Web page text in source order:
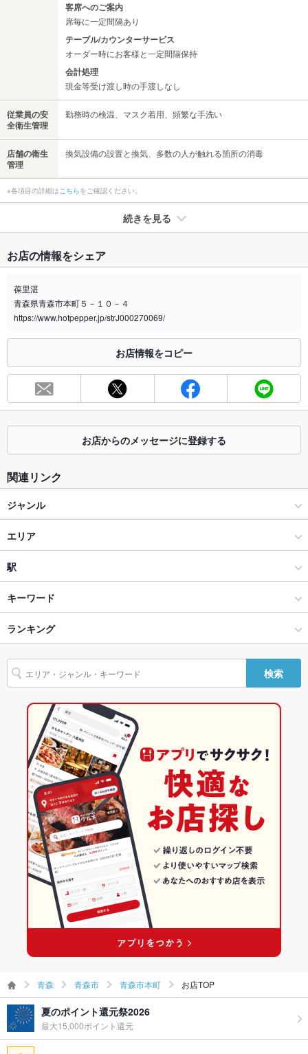
客席へのご案内
席毎に一定間隔あり
テーブル/カウンターサービス
オーダー時にお客様と一定間隔保持
会計処理
現金等受け渡し時の手渡しなし
従業員の安
全衛生管理
勤務時の検温、マスク着用、頻繁な手洗い
店舗の衛生
管理
換気設備の設置と換気、多数の人が触れる箇所の消毒
※各項目の詳細はこちらをご確認ください。
続きを見る
禁煙・喫煙
全席喫煙可
喫煙専用室 なし
合わせください。
お席
63席(個室・カウンター・お座敷 各種ございます)
容人数
個室 なし ：7室あり
座敷
掘りごたつ
ます。
カウンター あり
ソファー なし
貸切
設備
Wi-Fi なし
バリアフリ
なし ：段差がございますので、お気を付けください。
駐車場 あり ：2台
その他設備 ご不明点等、お気軽にご相談ください。
その他
飲み放題 あり ：飲み放題コース5500円～（5000円は要相談）
食べ放題 なし ：一品ずつ心を込めてご提供致します。。
焼酎充実、日本酒充実
お子様連れOK ：ストローご用意しております。お声かけくだ
さい。
ウェディン
備考
す！
お店の情報をシェア
葆里湛
青森県青森市本町５－１０－４
https://www.hotpepper.jp/strJ000270069/
お店情報をコピー
お店からのメッセージに登録する
関連リンク
ジャンル
和食
和食全般
青森市 × 和食
青森市 × 和食全般
青森駅 × 和食
青森駅 × 和食全般
エリア
青森市本町
青森市本町 × 和食
青森市本町 × 和食全般
青森
青森 × 和食
青森 × 和食全般
駅
青森駅
筒井駅
東青森駅
キーワード
からあげ
ランキング
青森のグルメランキング
青森の和食ランキング
青森市のグルメランキング
青森市の和食ランキング
青森市本町のグルメランキング
検索
青森 青森市 青森市本町 お店TOP
夏のポイント還元祭2026
最大15,000ポイント還元